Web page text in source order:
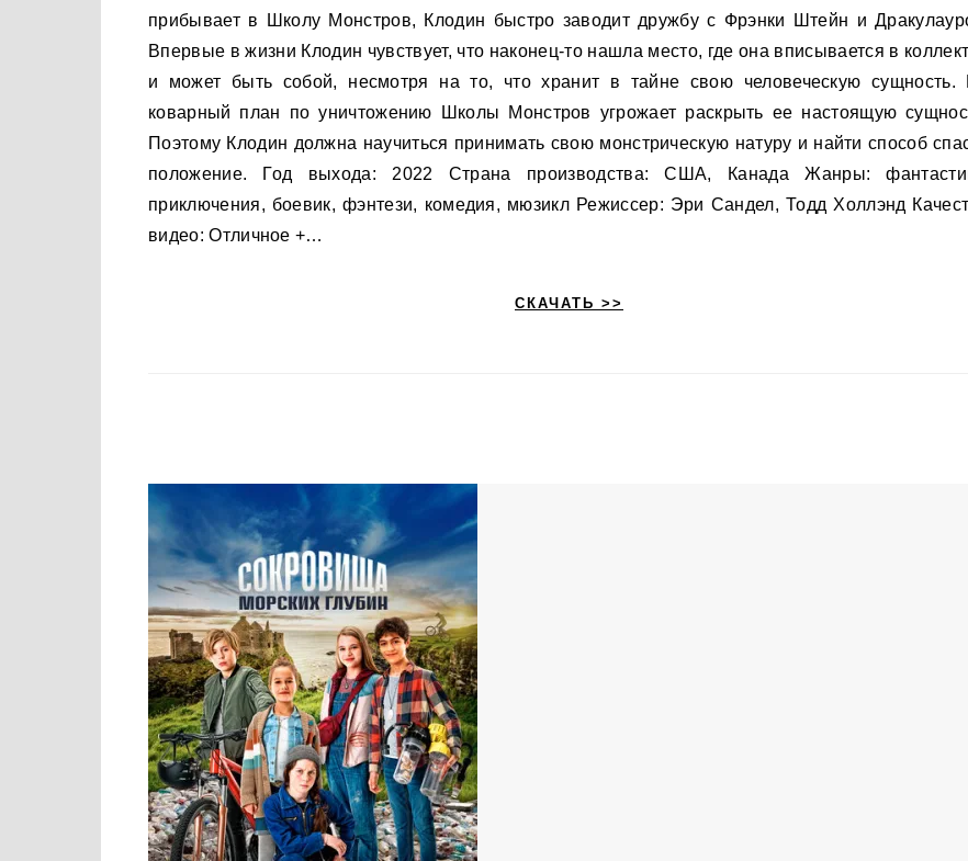
прибывает в Школу Монстров, Клодин быстро заводит дружбу с Фрэнки Штейн и
Впервые в жизни Клодин чувствует, что наконец-то нашла место, где она вписывается в
и может быть собой, несмотря на то, что хранит в тайне свою человеческую сущность.
коварный план по уничтожению Школы Монстров угрожает раскрыть ее настоящую
Поэтому Клодин должна научиться принимать свою монстрическую натуру и найти способ
положение. Год выхода: 2022 Страна производства: США, Канада Жанры:
приключения, боевик, фэнтези, комедия, мюзикл Режиссер: Эри Сандел, Тодд Холлэнд
видео: Отличное +…
СКАЧАТЬ >>